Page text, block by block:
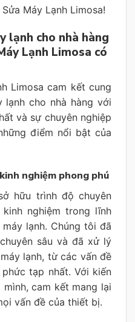
Máy Lạnh Limosa!
lạnh cho nhà hàng
Lạnh Limosa có
Limosa cam kết cung
cho nhà hàng với
và sự chuyên nghiệp
điểm nổi bật của
nghiệm phong phú
hữu trình độ chuyên
nghiệm trong lĩnh
lạnh. Chúng tôi đã
sâu và đã xử lý
lạnh, từ các vấn đề
tạp nhất. Với kiến
cam kết mang lại
vấn đề của thiết bị.